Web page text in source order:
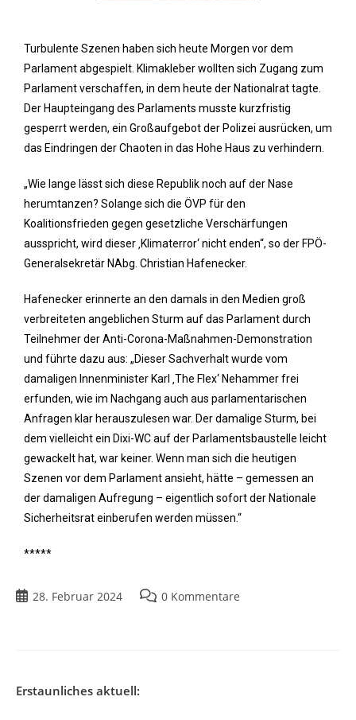
Turbulente Szenen haben sich heute Morgen vor dem
Parlament abgespielt. Klimakleber wollten sich Zugang zum
Parlament verschaffen, in dem heute der Nationalrat tagte.
Der Haupteingang des Parlaments musste kurzfristig
gesperrt werden, ein Großaufgebot der Polizei ausrücken, um
das Eindringen der Chaoten in das Hohe Haus zu verhindern.
„Wie lange lässt sich diese Republik noch auf der Nase
herumtanzen? Solange sich die ÖVP für den
Koalitionsfrieden gegen gesetzliche Verschärfungen
ausspricht, wird dieser ‚Klimaterror‘ nicht enden“, so der FPÖ-
Generalsekretär NAbg. Christian Hafenecker.
Hafenecker erinnerte an den damals in den Medien groß
verbreiteten angeblichen Sturm auf das Parlament durch
Teilnehmer der Anti-Corona-Maßnahmen-Demonstration
und führte dazu aus: „Dieser Sachverhalt wurde vom
damaligen Innenminister Karl ‚The Flex‘ Nehammer frei
erfunden, wie im Nachgang auch aus parlamentarischen
Anfragen klar herauszulesen war. Der damalige Sturm, bei
dem vielleicht ein Dixi-WC auf der Parlamentsbaustelle leicht
gewackelt hat, war keiner. Wenn man sich die heutigen
Szenen vor dem Parlament ansieht, hätte – gemessen an
der damaligen Aufregung – eigentlich sofort der Nationale
Sicherheitsrat einberufen werden müssen.“
*****
28. Februar 2024 0 Kommentare
Erstaunliches aktuell: